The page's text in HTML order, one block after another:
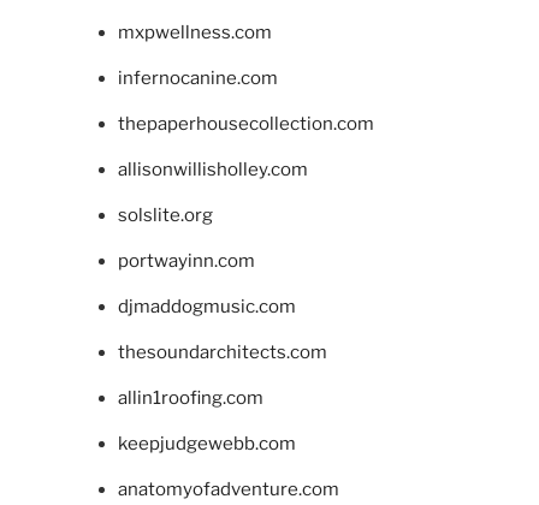
mxpwellness.com
infernocanine.com
thepaperhousecollection.com
allisonwillisholley.com
solslite.org
portwayinn.com
djmaddogmusic.com
thesoundarchitects.com
allin1roofing.com
keepjudgewebb.com
anatomyofadventure.com